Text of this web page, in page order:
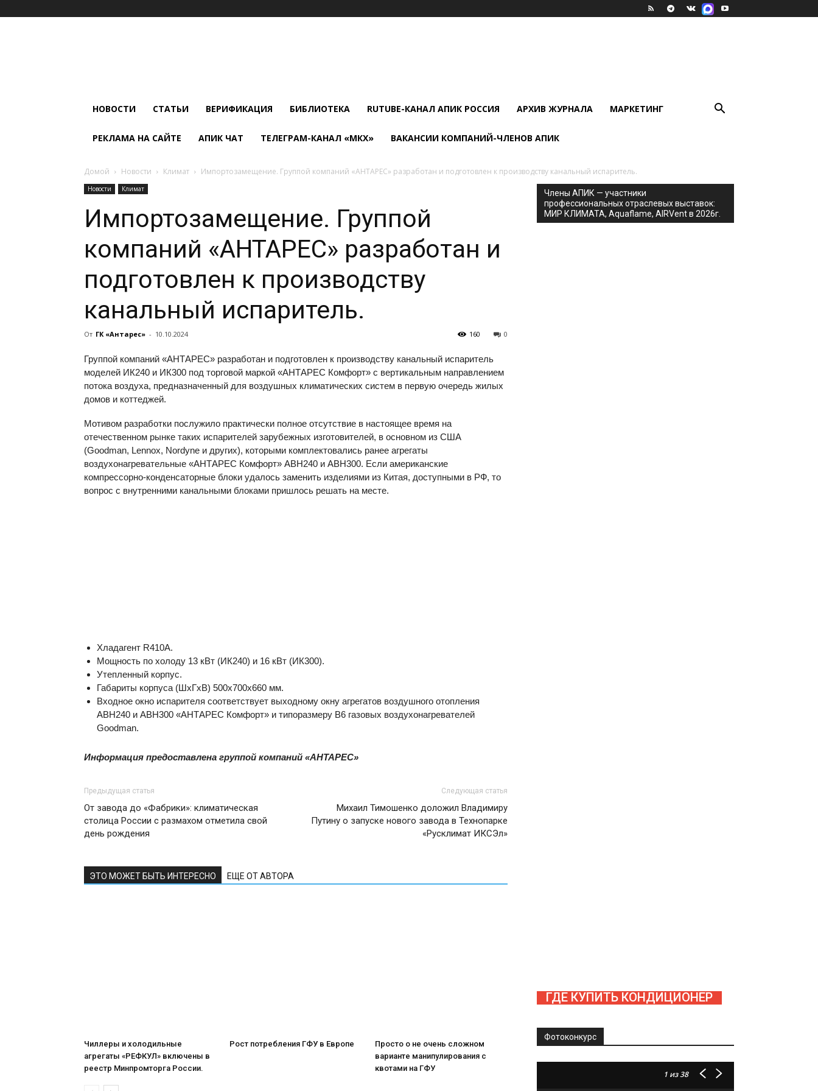
НОВОСТИ СТАТЬИ ВЕРИФИКАЦИЯ БИБЛИОТЕКА RUTUBE-КАНАЛ АПИК РОССИЯ АРХИВ ЖУРНАЛА МАРКЕТИНГ
РЕКЛАМА НА САЙТЕ АПИК ЧАТ ТЕЛЕГРАМ-КАНАЛ «МКХ» ВАКАНСИИ КОМПАНИЙ-ЧЛЕНОВ АПИК
Домой Новости Климат Импортозамещение. Группой компаний «АНТАРЕС» разработан и подготовлен к производству канальный испаритель.
Новости Климат
Импортозамещение. Группой
компаний «АНТАРЕС» разработан и
подготовлен к производству
канальный испаритель.
От ГК «Антарес» - 10.10.2024 0
160
Группой компаний «АНТАРЕС» разработан и подготовлен к производству канальный испаритель
моделей ИК240 и ИК300 под торговой маркой «АНТАРЕС Комфорт» с вертикальным направлением
потока воздуха, предназначенный для воздушных климатических систем в первую очередь жилых
домов и коттеджей.
Мотивом разработки послужило практически полное отсутствие в настоящее время на
отечественном рынке таких испарителей зарубежных изготовителей, в основном из США
(Goodman, Lennox, Nordyne и других), которыми комплектовались ранее агрегаты
воздухонагревательные «АНТАРЕС Комфорт» АВН240 и АВН300. Если американские
компрессорно-конденсаторные блоки удалось заменить изделиями из Китая, доступными в РФ, то
вопрос с внутренними канальными блоками пришлось решать на месте.
Хладагент R410A.
Мощность по холоду 13 кВт (ИК240) и 16 кВт (ИК300).
Утепленный корпус.
Габариты корпуса (ШхГхВ) 500х700х660 мм.
Входное окно испарителя соответствует выходному окну агрегатов воздушного отопления
АВН240 и АВН300 «АНТАРЕС Комфорт» и типоразмеру В6 газовых воздухонагревателей
Goodman.
Информация предоставлена группой компаний «АНТАРЕС»
Предыдущая статья
От завода до «Фабрики»: климатическая
столица России с размахом отметила свой
день рождения
Следующая статья
Михаил Тимошенко доложил Владимиру
Путину о запуске нового завода в Технопарке
«Русклимат ИКСЭл»
ЭТО МОЖЕТ БЫТЬ ИНТЕРЕСНО ЕЩЕ ОТ АВТОРА
Чиллеры и холодильные
агрегаты «РЕФКУЛ» включены в
реестр Минпромторга России.
Рост потребления ГФУ в Европе
Просто о не очень сложном
варианте манипулирования с
квотами на ГФУ
Члены АПИК — участники
профессиональных отраслевых выставок:
МИР КЛИМАТА, Aquaflame, AIRVent в 2026г.
ГДЕ КУПИТЬ КОНДИЦИОНЕР
Фотоконкурс
1 из 38